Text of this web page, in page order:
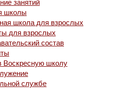
школы
школа для взрослых
для взрослых
состав
Воскресную школу
службе